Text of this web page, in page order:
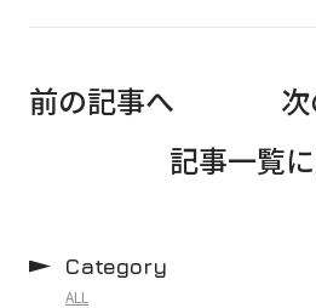
前の記事へ
記事一覧
Category
ALL